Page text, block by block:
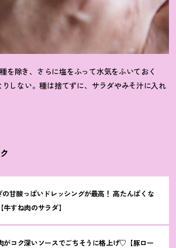
を除き、さらに塩をふって水気をふいておく
しない。種は捨てずに、サラダやみそ汁に入れ
の甘酸っぱいドレッシングが最高 ！ 高たんぱくな
すね肉のサラダ】
がコク深いソースでごちそうに格上げ♡【豚ロー